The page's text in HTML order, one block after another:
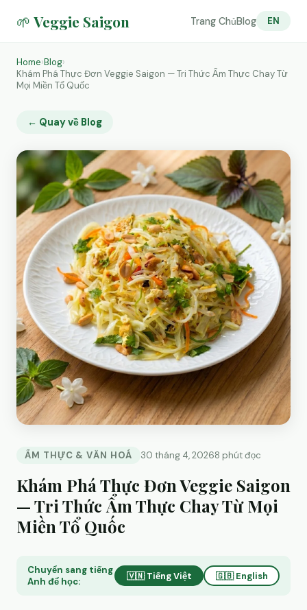
🌱 Veggie Saigon Trang ChủBlog EN
Home›Blog›
Khám Phá Thực Đơn Veggie Saigon — Tri Thức Ẩm Thực Chay Từ
Mọi Miền Tổ Quốc
← Quay về Blog
ẨM THỰC & VĂN HOÁ 30 tháng 4, 20268 phút đọc
Khám Phá Thực Đơn Veggie Saigon
— Tri Thức Ẩm Thực Chay Từ Mọi
Miền Tổ Quốc
Chuyển sang tiếng
Anh để học:
🇻🇳 Tiếng Việt 🇬🇧 English